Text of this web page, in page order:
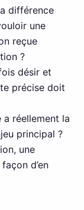
différence
une
reçue
?
désir et
précise doit
a réellement la
principal ?
une
d’en